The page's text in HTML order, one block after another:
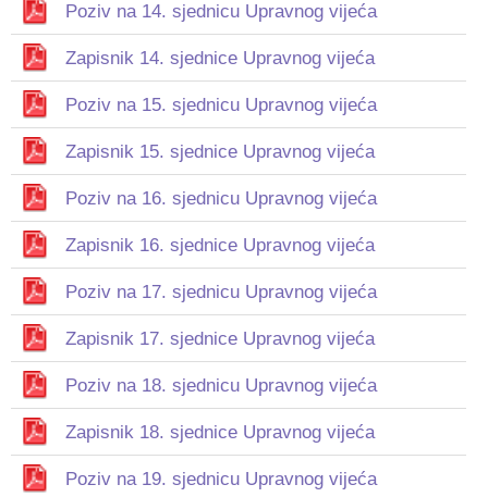
Poziv na 14. sjednicu Upravnog vijeća
Zapisnik 14. sjednice Upravnog vijeća
Poziv na 15. sjednicu Upravnog vijeća
Zapisnik 15. sjednice Upravnog vijeća
Poziv na 16. sjednicu Upravnog vijeća
Zapisnik 16. sjednice Upravnog vijeća
Poziv na 17. sjednicu Upravnog vijeća
Zapisnik 17. sjednice Upravnog vijeća
Poziv na 18. sjednicu Upravnog vijeća
Zapisnik 18. sjednice Upravnog vijeća
Poziv na 19. sjednicu Upravnog vijeća